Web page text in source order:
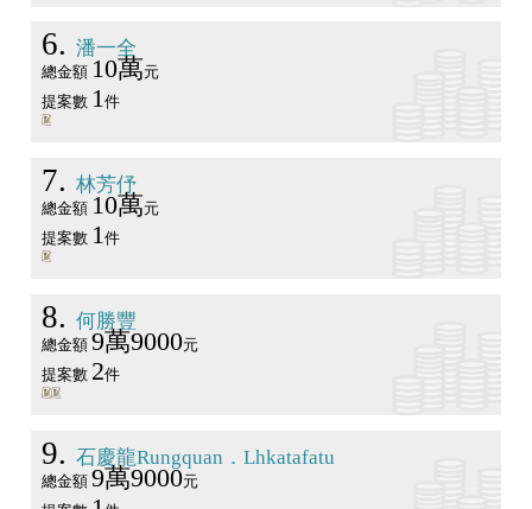
6 潘一全
總金額 10萬元
提案數 1件
7 林芳伃
總金額 10萬元
提案數 1件
8 何勝豐
總金額 9萬9000元
提案數 2件
9 石慶龍Rungquan．Lhkatafatu
總金額 9萬9000元